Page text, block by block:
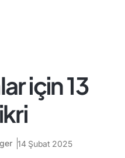
için 13
14 Şubat 2025